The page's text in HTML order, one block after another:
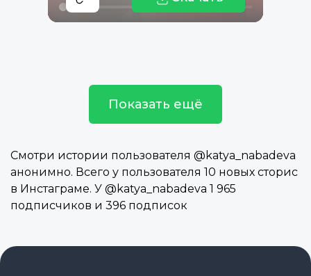
Показать ещё
Смотри истории пользователя @katya_nabadeva
анонимно. Всего у пользователя 10 новых сторис
в Инстаграме. У @katya_nabadeva 1 965
подписчиков и 396 подписок